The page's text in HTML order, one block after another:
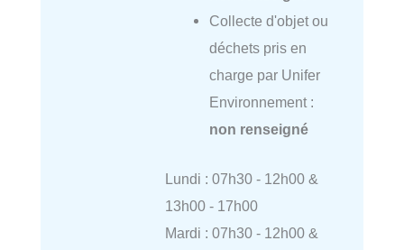
Collecte d'objet ou
déchets pris en
charge par Unifer
Environnement :
non renseigné
Lundi : 07h30 - 12h00 &
13h00 - 17h00
Mardi : 07h30 - 12h00 &